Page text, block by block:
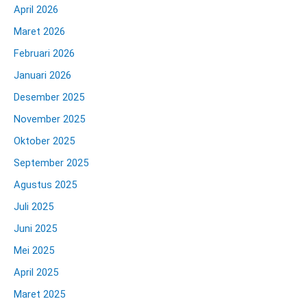
April 2026
Maret 2026
Februari 2026
Januari 2026
Desember 2025
November 2025
Oktober 2025
September 2025
Agustus 2025
Juli 2025
Juni 2025
Mei 2025
April 2025
Maret 2025